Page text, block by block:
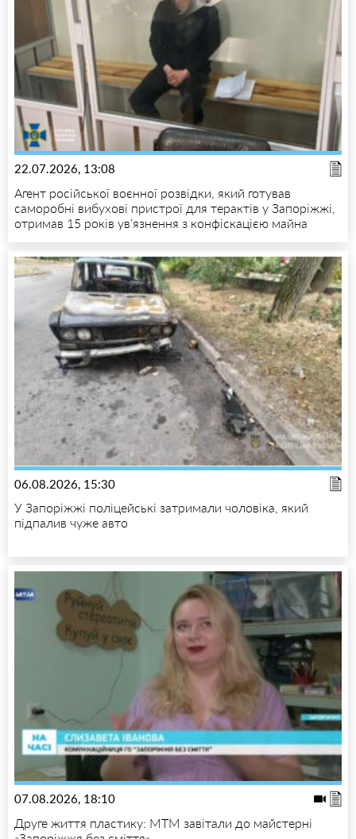
22.07.2026, 13:08
Агент російської воєнної розвідки, який готував
саморобні вибухові пристрої для терактів у Запоріжжі,
отримав 15 років ув’язнення з конфіскацією майна
06.08.2026, 15:30
У Запоріжжі поліцейські затримали чоловіка, який
підпалив чуже авто
07.08.2026, 18:10
Друге життя пластику: МТМ завітали до майстерні